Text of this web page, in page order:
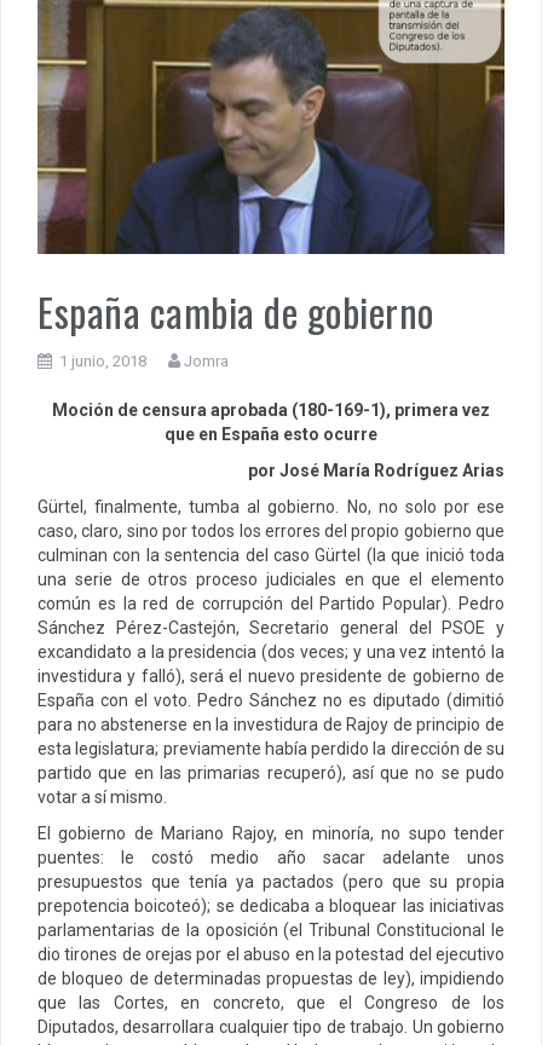
España cambia de gobierno
1 junio, 2018 Jomra
Moción de censura aprobada (180-169-1), primera vez
que en España esto ocurre
por José María Rodríguez Arias
Gürtel, finalmente, tumba al gobierno. No, no solo por ese
caso, claro, sino por todos los errores del propio gobierno que
culminan con la sentencia del caso Gürtel (la que inició toda
una serie de otros proceso judiciales en que el elemento
común es la red de corrupción del Partido Popular). Pedro
Sánchez Pérez-Castejón, Secretario general del PSOE y
excandidato a la presidencia (dos veces; y una vez intentó la
investidura y falló), será el nuevo presidente de gobierno de
España con el voto. Pedro Sánchez no es diputado (dimitió
para no abstenerse en la investidura de Rajoy de principio de
esta legislatura; previamente había perdido la dirección de su
partido que en las primarias recuperó), así que no se pudo
votar a sí mismo.
El gobierno de Mariano Rajoy, en minoría, no supo tender
puentes: le costó medio año sacar adelante unos
presupuestos que tenía ya pactados (pero que su propia
prepotencia boicoteó); se dedicaba a bloquear las iniciativas
parlamentarias de la oposición (el Tribunal Constitucional le
dio tirones de orejas por el abuso en la potestad del ejecutivo
de bloqueo de determinadas propuestas de ley), impidiendo
que las Cortes, en concreto, que el Congreso de los
Diputados, desarrollara cualquier tipo de trabajo. Un gobierno